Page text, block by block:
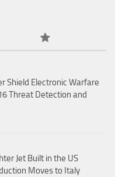
Shield Electronic Warfare
Threat Detection and
Jet Built in the US
Moves to Italy